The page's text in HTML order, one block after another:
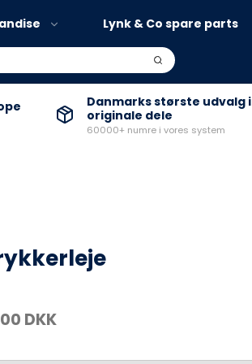
Lynk & Co spare parts
Danmarks største udvalg i
originale dele
60000+ numre i vores system
DKK